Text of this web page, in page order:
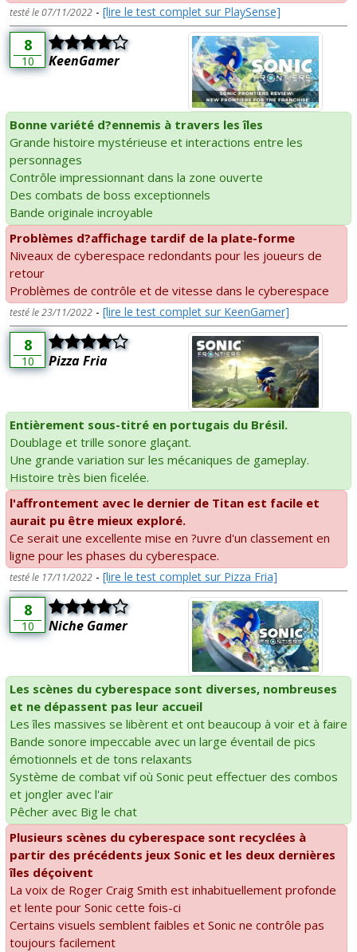
testé le 07/11/2022 - [lire le test complet sur PlaySense]
8
10 KeenGamer
Bonne variété d?ennemis à travers les îles
Grande histoire mystérieuse et interactions entre les
personnages
Contrôle impressionnant dans la zone ouverte
Des combats de boss exceptionnels
Bande originale incroyable
Problèmes d?affichage tardif de la plate-forme
Niveaux de cyberespace redondants pour les joueurs de
retour
Problèmes de contrôle et de vitesse dans le cyberespace
testé le 23/11/2022 - [lire le test complet sur KeenGamer]
8
10 Pizza Fria
Entièrement sous-titré en portugais du Brésil.
Doublage et trille sonore glaçant.
Une grande variation sur les mécaniques de gameplay.
Histoire très bien ficelée.
l'affrontement avec le dernier de Titan est facile et
aurait pu être mieux exploré.
Ce serait une excellente mise en ?uvre d'un classement en
ligne pour les phases du cyberespace.
testé le 17/11/2022 - [lire le test complet sur Pizza Fria]
8
10 Niche Gamer
Les scènes du cyberespace sont diverses, nombreuses
et ne dépassent pas leur accueil
Les îles massives se libèrent et ont beaucoup à voir et à faire
Bande sonore impeccable avec un large éventail de pics
émotionnels et de tons relaxants
Système de combat vif où Sonic peut effectuer des combos
et jongler avec l'air
Pêcher avec Big le chat
Plusieurs scènes du cyberespace sont recyclées à
partir des précédents jeux Sonic et les deux dernières
îles déçoivent
La voix de Roger Craig Smith est inhabituellement profonde
et lente pour Sonic cette fois-ci
Certains visuels semblent faibles et Sonic ne contrôle pas
toujours facilement